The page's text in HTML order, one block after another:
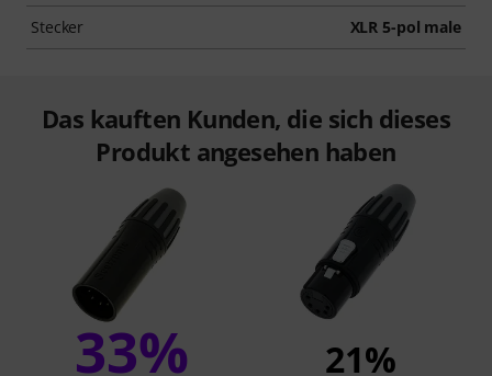
Stecker XLR 5-pol male
Das kauften Kunden, die sich dieses
Produkt angesehen haben
33% 21%